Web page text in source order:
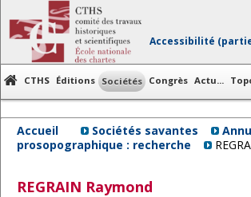
Accessibilité
CTHS Éditions Sociétés Congrès Actu...
Accueil Sociétés savantes
prosopographique : recherche
REGRAIN Raymond